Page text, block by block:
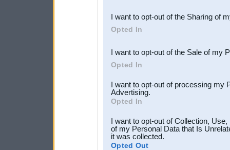
Downstream Participants
third parties.
I want to opt-out of the Sharing of
Opted In
I want to opt-out of the Sale of my
Opted In
I want to opt-out of processing my
Advertising.
Opted In
I want to opt-out of Collection,
of my Personal Data that Is
it was collected.
Opted Out